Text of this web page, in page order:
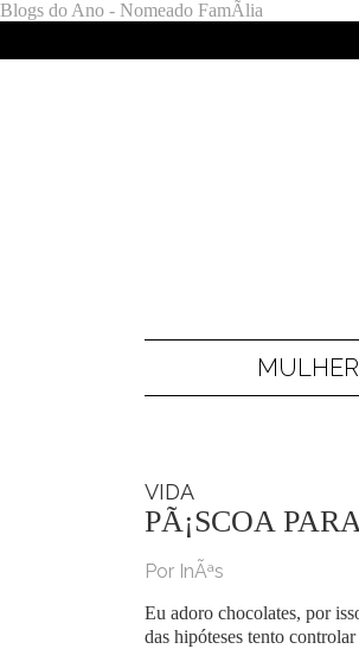
Blogs do Ano - Nomeado FamÃ­lia
MULHER
VIDA
PÃ¡SCOA
Por InÃªs
Eu adoro chocolates, por
das hipóteses tento